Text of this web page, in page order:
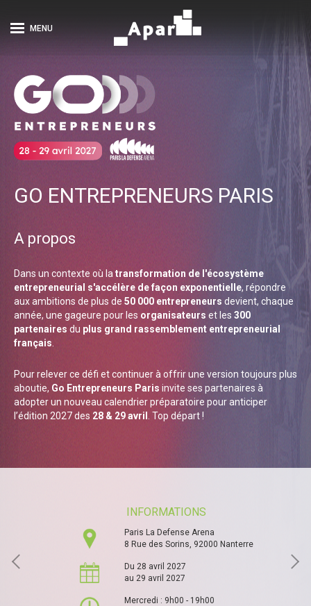
MENU
GO ENTREPRENEURS PARIS
A propos
Dans un contexte où la transformation de l'écosystème
entrepreneurial s'accélère de façon exponentielle, répondre
aux ambitions de plus de 50 000 entrepreneurs devient, chaque
année, une gageure pour les organisateurs et les 300
partenaires du plus grand rassemblement entrepreneurial
français
Pour relever ce défi et continuer à offrir une version toujours plus
aboutie, Go Entrepreneurs Paris invite ses partenaires à
adopter un nouveau calendrier préparatoire pour anticiper
l’édition 2027 des 28 & 29 avril . Top départ !
INFORMATIONS
Paris La Defense Arena
8 Rue des Sorins, 92000 Nanterre
Du 28 avril 2027
au 29 avril 2027
Mercredi : 9h00 - 19h00